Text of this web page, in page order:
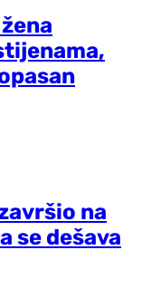
na
se dešava